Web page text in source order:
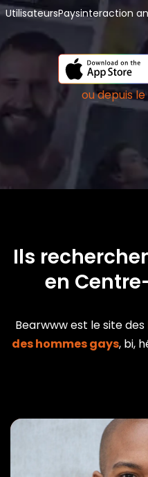
UtilisateursPaysinteraction
ou depuis
Ils
en
Bearwww est le site des
des hommes gays, bi,